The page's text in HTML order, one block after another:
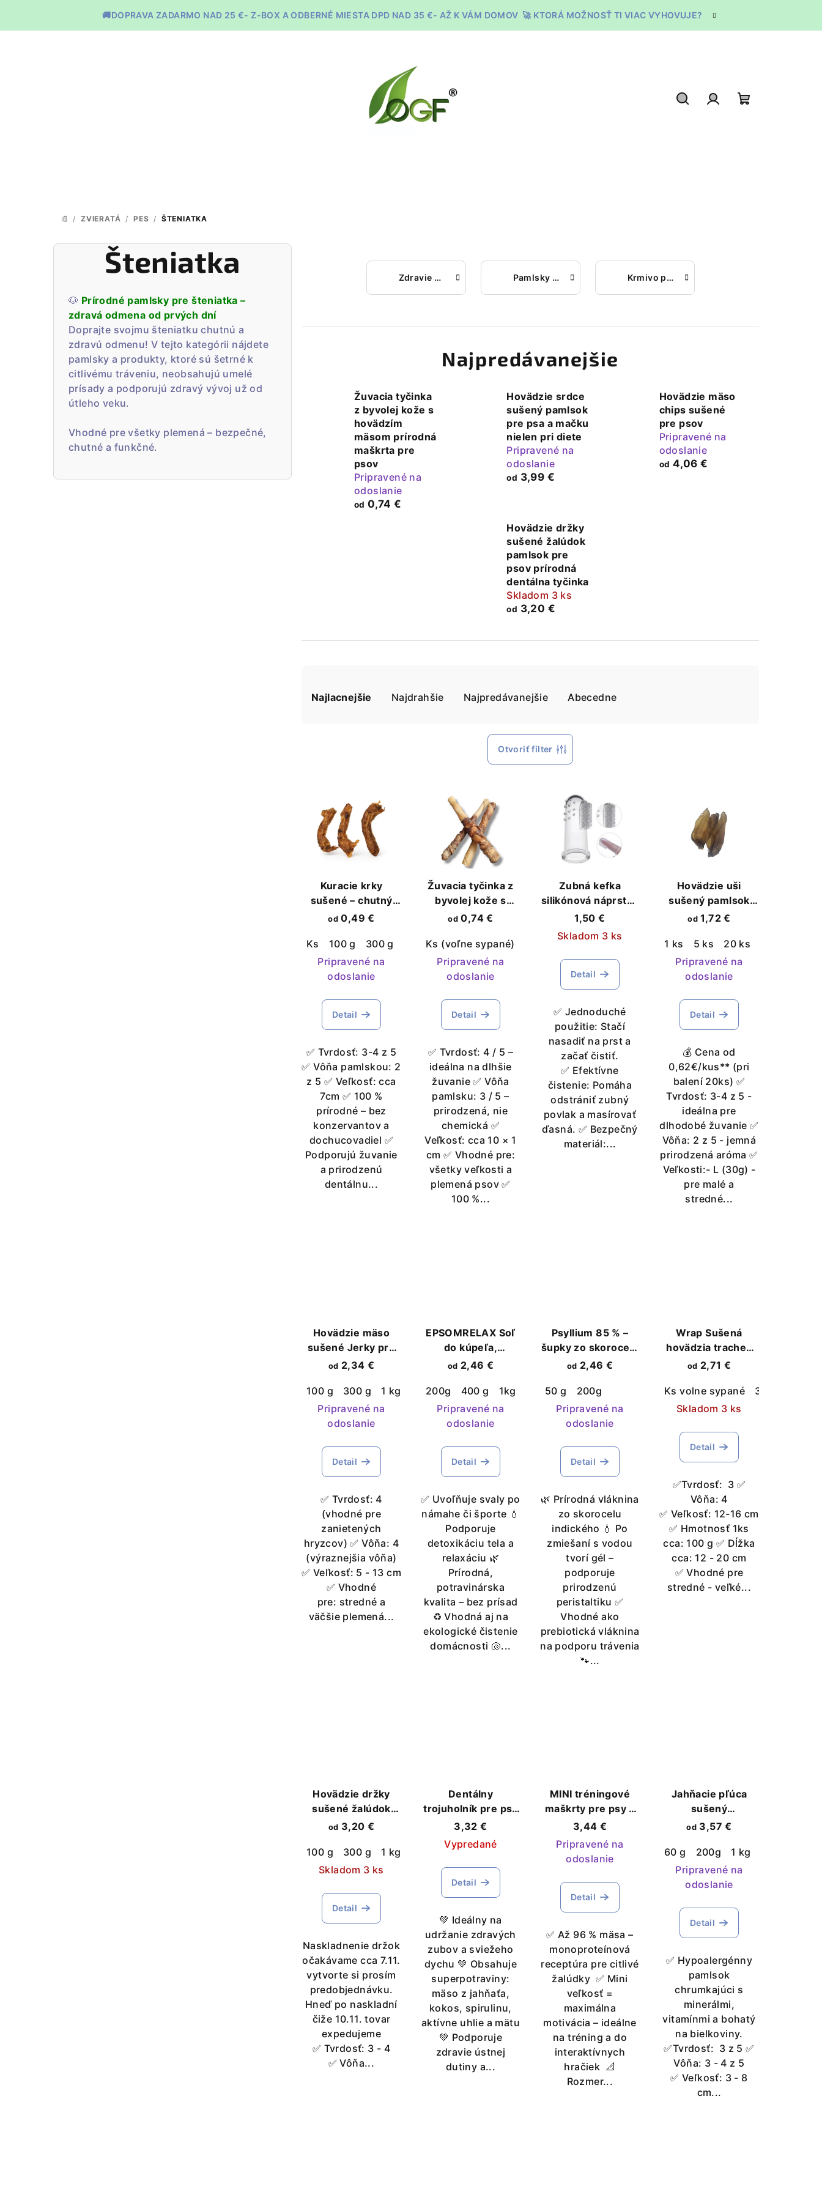
🚚DOPRAVA ZADARMO NAD 25 €- Z-BOX A ODBERNÉ MIESTA DPD NAD 35 €- AŽ K VÁM DOMOV 🚀 KTORÁ MOŽNOSŤ TI VIAC VYHOVUJE?
DOMOV
/ ZVIERATÁ / PES / ŠTENIATKA
Šteniatka
🐶 Prírodné pamlsky pre šteniatka –
zdravá odmena od prvých dní
Doprajte svojmu šteniatku chutnú a
zdravú odmenu! V tejto kategórii nájdete
pamlsky a produkty, ktoré sú šetrné k
citlivému tráveniu, neobsahujú umelé
prísady a podporujú zdravý vývoj už od
útleho veku.
Vhodné pre všetky plemená – bezpečné,
chutné a funkčné.
Zdravie z prírody pre šťeňatá Pamlsky a maškrty na hryzenie pre šteňatá Krmivo pre šteniatka – zdravý rast bez tráviacich problémov
Najpredávanejšie
Žuvacia tyčinka
z byvolej kože s
hovädzím
mäsom prírodná
maškrta pre
psov
Pripravené na
odoslanie
od 0,74 €
Hovädzie srdce
sušený pamlsok
pre psa a mačku
nielen pri diete
Pripravené na
odoslanie
od 3,99 €
Hovädzie mäso
chips sušené
pre psov
Pripravené na
odoslanie
od 4,06 €
Hovädzie držky
sušené žalúdok
pamlsok pre
psov prírodná
dentálna tyčinka
Skladom 3 ks
od 3,20 €
a
u
Najlacnejšie Najdrahšie Najpredávanejšie Abecedne
Otvoriť filter
p
r
t
o
Kuracie krky
sušené – chutný
dentálny pamlsok
od 0,49 €
Ks 100 g 300 g
Pripravené na
odoslanie
Detail
✅ Tvrdosť: 3-4 z 5
✅ Vôňa pamlskou: 2
z 5 ✅ Veľkosť: cca
7cm ✅ 100 %
prírodné – bez
konzervantov a
dochucovadiel ✅
Podporujú žuvanie
a prirodzenú
dentálnu...
Žuvacia tyčinka z
byvolej kože s
hovädzím mäsom
pre psov
od 0,74 €
Ks (voľne sypané) 300 g
1 kg
Pripravené na
odoslanie
Detail
✅ Tvrdosť: 4 / 5 –
ideálna na dlhšie
žuvanie ✅ Vôňa
pamlsku: 3 / 5 –
prirodzená, nie
chemická ✅
Veľkosť: cca 10 × 1
cm ✅ Vhodné pre:
všetky veľkosti a
plemená psov ✅
100 %...
Zubná kefka
silikónová náprstok
pre psa a mačku
1,50 €
Skladom 3 ks
Detail
✅ Jednoduché
použitie: Stačí
nasadiť na prst a
začať čistiť.
✅ Efektívne
čistenie: Pomáha
odstrániť zubný
povlak a masírovať
ďasná. ✅ Bezpečný
materiál:...
Hovädzie uši
sušený pamlsok
pre psov prírodná
od 1,72 €
1 ks 5 ks 20 ks
Pripravené na
odoslanie
Detail
💰 Cena od
0,62€/kus** (pri
balení 20ks) ✅
Tvrdosť: 3-4 z 5 -
ideálna pre
dlhodobé žuvanie ✅
Vôňa: 2 z 5 - jemná
prirodzená aróma ✅
Veľkosti:- L (30g) -
pre malé a
stredné...
Hovädzie mäso
sušené Jerky pre
psa
od 2,34 €
100 g 300 g
1 kg
Pripravené na
odoslanie
Detail
✅ Tvrdosť: 4
(vhodné pre
zanietených
hryzcov) ✅ Vôňa: 4
(výraznejšia vôňa)
✅ Veľkosť: 5 - 13 cm
✅ Vhodné
pre: stredné a
väčšie plemená...
EPSOMRELAX Soľ
do kúpeľa,
uvoľnuje svaly a
domacnosť
od 2,46 €
200g 400 g 1kg
3 kg
Pripravené na
odoslanie
Detail
✅ Uvoľňuje svaly po
námahe či športe 💧
Podporuje
detoxikáciu tela a
relaxáciu 🌿
Prírodná,
potravinárska
kvalita – bez prísad
♻️ Vhodná aj na
ekologické čistenie
domácnosti 🐚...
Psyllium 85 % –
šupky zo skorocelu
indického
od 2,46 €
50 g
200g
Pripravené na
odoslanie
Detail
🌿 Prírodná vláknina
zo skorocelu
indického 💧 Po
zmiešaní s vodou
tvorí gél –
podporuje
prirodzenú
peristaltiku ✅
Vhodné ako
prebiotická vláknina
na podporu trávenia
🐾...
Wrap Sušená
hovädzia trachea
obalená pľúcami
od 2,71 €
Ks volne sypané 300 g
Skladom 3 ks
Detail
✅Tvrdosť: 3 ✅
Vôňa: 4
✅ Veľkosť: 12-16 cm
✅ Hmotnosť 1ks
cca: 100 g ✅ Dĺžka
cca: 12 - 20 cm
✅ Vhodné pre
stredné - veľké...
Hovädzie držky
sušené žalúdok
pamlsok pre psov
tyčinka
od 3,20 €
100 g 300 g
1 kg
Skladom 3 ks
Detail
Naskladnenie držok
očakávame cca 7.11.
vytvorte si prosím
predobjednávku.
Hneď po naskladní
čiže 10.11. tovar
expedujeme
✅ Tvrdosť: 3 - 4
✅ Vôňa...
Dentálny
trojuholník pre psa
– Zdravý spôsob na
čistenie zubov
3,32 €
Vypredané
Detail
💚 Ideálny na
udržanie zdravých
zubov a sviežeho
dychu 💚 Obsahuje
superpotraviny:
mäso z jahňaťa,
kokos, spirulinu,
aktívne uhlie a mätu
💚 Podporuje
zdravie ústnej
dutiny a...
MINI tréningové
maškrty pre psy a
šteniatka 60 g
3,44 €
Pripravené na
odoslanie
Detail
✅ Až 96 % mäsa –
monoproteínová
receptúra pre citlivé
žalúdky ✅ Mini
veľkosť =
maximálna
motivácia – ideálne
na tréning a do
interaktívnych
hračiek 📐
Rozmer...
Jahňacie pľúca
sušený
hypoalergénny
od 3,57 €
60 g 200g
1 kg
Pripravené na
odoslanie
Detail
✅ Hypoalergénny
pamlsok
chrumkajúci s
minerálmi,
vitamínmi a bohatý
na bielkoviny.
✅Tvrdosť: 3 z 5 ✅
Vôňa: 3 - 4 z 5
✅ Veľkosť: 3 - 8
cm...